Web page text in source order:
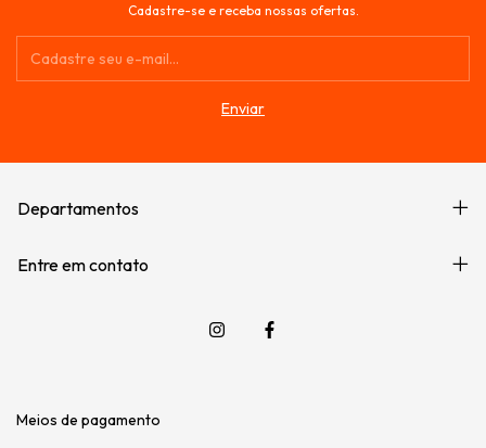
Cadastre-se e receba nossas ofertas.
Departamentos
Entre em contato
Meios de pagamento